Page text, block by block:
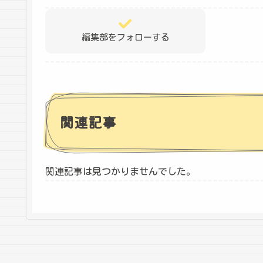
編集部をフォローする
関連記事
関連記事は見つかりませんでした。